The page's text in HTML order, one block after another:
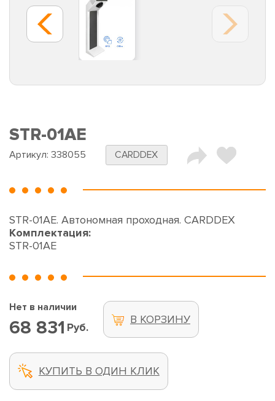
STR-01AE
Артикул: 338055 CARDDEX
STR-01AE. Автономная проходная. CARDDEX
Комплектация:
STR-01AE
Нет в наличии
68 831 Руб.
В КОРЗИНУ
КУПИТЬ В ОДИН КЛИК